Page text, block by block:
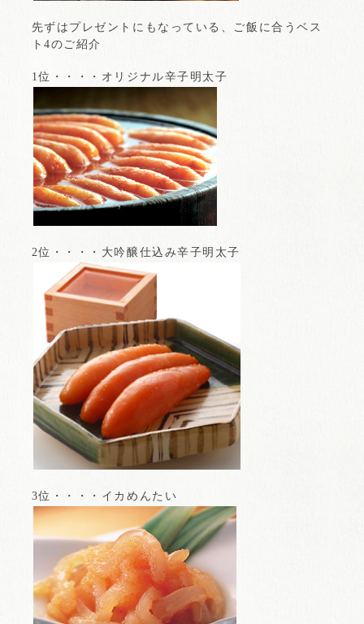
先ずはプレゼントにもなっている、ご飯に合うベス
ト4のご紹介
1位・・・・オリジナル辛子明太子
2位・・・・大吟醸仕込み辛子明太子
3位・・・・イカめんたい